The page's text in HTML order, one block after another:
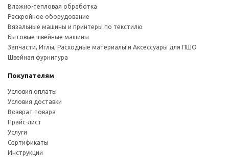
Влажно-тепловая обработка
Раскройное оборудование
Вязальные машины и принтеры по текстилю
Бытовые швейные машины
Запчасти, Иглы, Расходные материалы и Аксессуары для ПШО
Швейная фурнитура
Покупателям
Условия оплаты
Условия доставки
Возврат товара
Прайс-лист
Услуги
Сертификаты
Инструкции